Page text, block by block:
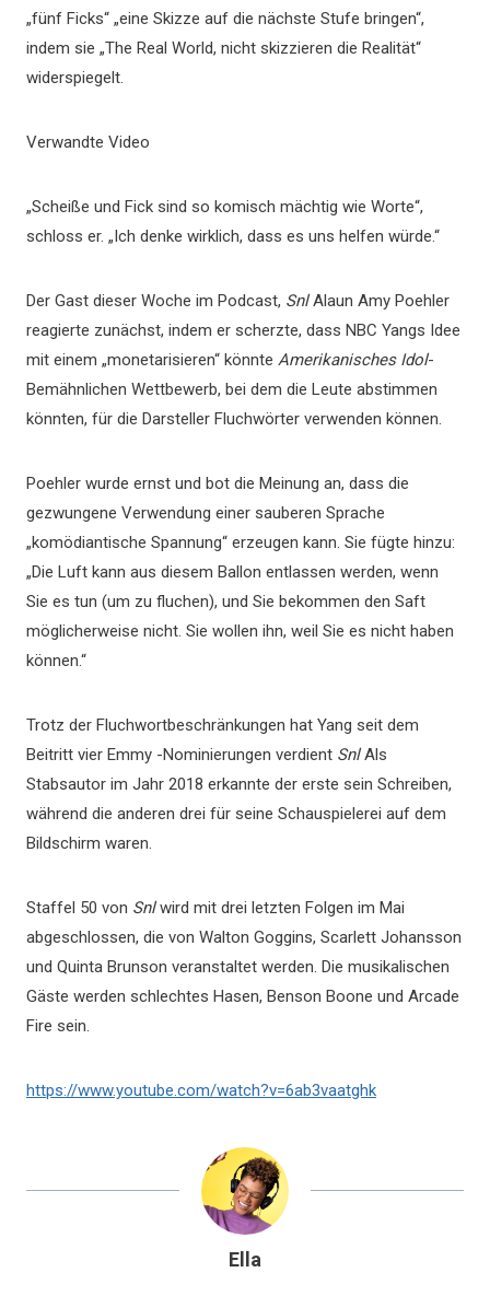
„fünf Ficks“ „eine Skizze auf die nächste Stufe bringen“,
indem sie „The Real World, nicht skizzieren die Realität“
widerspiegelt.
Verwandte Video
„Scheiße und Fick sind so komisch mächtig wie Worte“,
schloss er. „Ich denke wirklich, dass es uns helfen würde.“
Der Gast dieser Woche im Podcast, SnlAlaun Amy Poehler
reagierte zunächst, indem er scherzte, dass NBC Yangs Idee
mit einem „monetarisieren“ könnte Amerikanisches Idol-
Bemähnlichen Wettbewerb, bei dem die Leute abstimmen
könnten, für die Darsteller Fluchwörter verwenden können.
Poehler wurde ernst und bot die Meinung an, dass die
gezwungene Verwendung einer sauberen Sprache
„komödiantische Spannung“ erzeugen kann. Sie fügte hinzu:
„Die Luft kann aus diesem Ballon entlassen werden, wenn
Sie es tun (um zu fluchen), und Sie bekommen den Saft
möglicherweise nicht. Sie wollen ihn, weil Sie es nicht haben
können.“
Trotz der Fluchwortbeschränkungen hat Yang seit dem
Beitritt vier Emmy -Nominierungen verdient SnlAls
Stabsautor im Jahr 2018 erkannte der erste sein Schreiben,
während die anderen drei für seine Schauspielerei auf dem
Bildschirm waren.
Staffel 50 von Snlwird mit drei letzten Folgen im Mai
abgeschlossen, die von Walton Goggins, Scarlett Johansson
und Quinta Brunson veranstaltet werden. Die musikalischen
Gäste werden schlechtes Hasen, Benson Boone und Arcade
Fire sein.
https://www.youtube.com/watch?v=6ab3vaatghk
Ella